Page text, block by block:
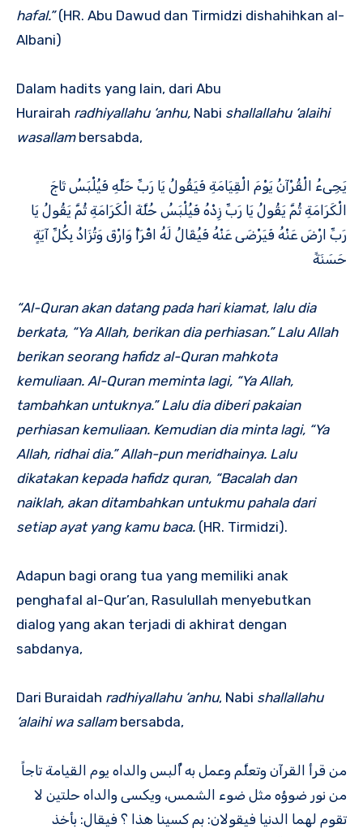
hafal.”(HR. Abu Dawud dan Tirmidzi dishahihkan al-
Albani)
Dalam hadits yang lain, dari Abu
Hurairah radhiyallahu ‘anhu, Nabi shallallahu ‘alaihi
wasallambersabda,
يَجِىءُ الْقُرْآنُ يَوْمَ الْقِيَامَةِ فَيَقُولُ يَا رَبِّ حَلِّهِ فَيُلْبَسُ تَاجَ
الْكَرَامَةِ ثُمَّ يَقُولُ يَا رَبِّ زِدْهُ فَيُلْبَسُ حُلَّةَ الْكَرَامَةِ ثُمَّ يَقُولُ يَا
رَبِّ ارْضَ عَنْهُ فَيَرْضَى عَنْهُ فَيُقَالُ لَهُ اقْرَأْ وَارْقَ وَتُزَادُ بِكُلِّ آيَةٍ
حَسَنَةً
“Al-Quran akan datang pada hari kiamat, lalu dia
berkata, “Ya Allah, berikan dia perhiasan.” Lalu Allah
berikan seorang hafidz al-Quran mahkota
kemuliaan. Al-Quran meminta lagi, “Ya Allah,
tambahkan untuknya.” Lalu dia diberi pakaian
perhiasan kemuliaan. Kemudian dia minta lagi, “Ya
Allah, ridhai dia.” Allah-pun meridhainya. Lalu
dikatakan kepada hafidz quran, “Bacalah dan
naiklah, akan ditambahkan untukmu pahala dari
setiap ayat yang kamu baca. (HR. Tirmidzi).
Adapun bagi orang tua yang memiliki anak
penghafal al-Qur’an, Rasulullah menyebutkan
dialog yang akan terjadi di akhirat dengan
sabdanya,
Dari Buraidah radhiyallahu ‘anhu, Nabi shallallahu
‘alaihi wa sallambersabda,
من قرأ القرآن وتعلَّم وعمل به أُلبس والداه يوم القيامة تاجاً
من نور ضوؤه مثل ضوء الشمس، ويكسى والداه حلتين لا
تقوم لهما الدنيا فيقولان: بم كسينا هذا ؟ فيقال: بأخذ